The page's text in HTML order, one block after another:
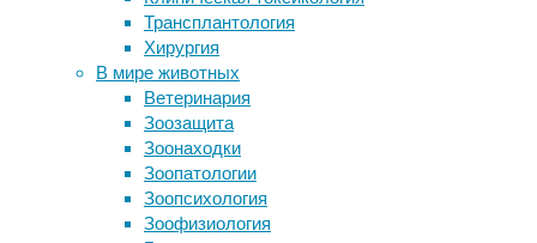
Трансплантология
Хирургия
В мире животных
Ветеринария
Зоозащита
Зоонаходки
Зоопатологии
Зоопсихология
Зоофизиология
22/06/2026
Красивая
улыбка
многих
людей
складывается
CRISPR заставит биться сердца
больных мышечной дистрофией
Дюшенна
Вирусы наделяют бактерий
суперспособностями
После исчезновения динозавров
звери поумнели не сразу
Мутность воды назвали фактором
здоровья побережий